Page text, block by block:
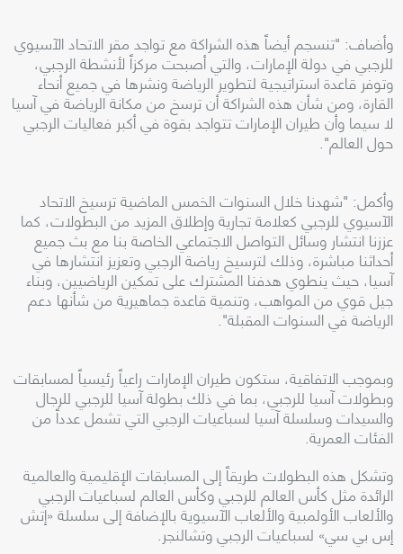
وأضاف: "تنسجم أيضاً هذه الشراكة مع تواجد مقر الاتحاد الآسيوي
للرجبي في دولة الإمارات، والتي أصبحت مركزاً لأنشطة الرجبي،
وتوفر قاعدة استراتيجية لتطوير الرياضة ونشرها في جميع أنحاء
القارة، ومن شأن هذه الشراكة أن ترسخ من مكانة الرياضة في آسيا
لا سيما وأن طيران الإمارات تتواجد بقوة في أكبر فعاليات الرجبي
حول العالم".
وأكمل: "شهدنا خلال السنوات الخمس الماضية ترسيخ الاتحاد
الآسيوي للرجبي كعلامة تجارية وإطلاق المزيد من البطولات، كما
عززنا انتشار وسائل التواصل الاجتماعي الخاصة بنا مع بث جميع
أحداثنا مباشرة، وذلك لترسيخ رياضة الرجبي وتعزيز انتشارها في
آسيا، حيث ينطوي هدفنا المشترك على تمكين الرياضيين، وبناء
جيل قوي من المواهب، وتنمية قاعدة جماهيرية من شأنها دعم
الرياضة في السنوات المقبلة".
وبموجب الاتفاقية، ستكون طيران الإمارات راعياً رئيسياً لمسابقات
وبطولات آسيا للرجبي، بما في ذلك بطولة آسيا للرجبي للرجال
والسيدات وسلسلة آسيا لسباعيات الرجبي التي تشمل عدداً من
الفئات العمرية.
وتشكل هذه البطولات طريقاً إلى المسابقات الإقليمية والعالمية
الرائدة مثل كأس العالم للرجبي وكأس العالم لسباعيات الرجبي
والألعاب الأولمبية والألعاب الآسيوية بالإضافة إلى سلسلة «إتش
إس بي سي» لسباعيات الرجبي وتشالنجر.